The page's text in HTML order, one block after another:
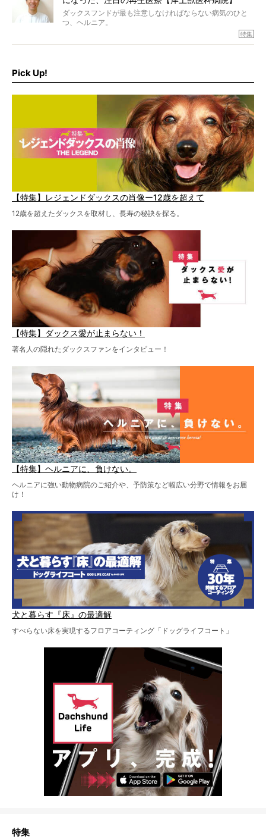
ダックスフンドが最も注意しなければならない病気のひと
つ、ヘルニア。
特集『ヘルニアに、負けない』では、ヘルニアに強い動物
を点滴投与する治療により、歩けなかった子が投与37日で
特集
Pick Up!
【特集】レジェンドダックスの肖像ー12歳を超えて
12歳を超えたダックスを取材し、長寿の秘訣を探る。
【特集】ダックス愛が止まらない！
著名人の隠れたダックスファンをインタビュー！
【特集】ヘルニアに、負けない。
ヘルニアに強い動物病院のご紹介や、予防策など幅広い分野で情報をお届
け！
犬と暮らす『床』の最適解
すべらない床を実現するフロアコーティング「ドッグライフコート」
特集